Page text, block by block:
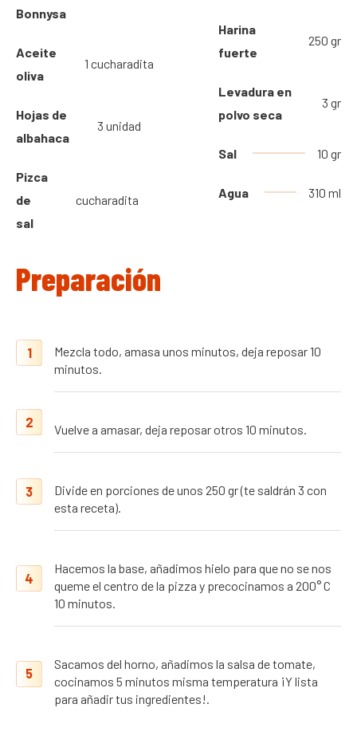
Bonnysa
Aceite
oliva
1 cucharadita
Hojas de
albahaca
3 unidad
Pizca
de
sal
cucharadita
Harina
fuerte
250 gr
Levadura en
polvo seca
3 gr
Sal 10 gr
Agua 310 ml
Preparación
1
Mezcla todo, amasa unos minutos, deja reposar 10
minutos.
2 Vuelve a amasar, deja reposar otros 10 minutos.
3
Divide en porciones de unos 250 gr (te saldrán 3 con
esta receta).
4
Hacemos la base, añadimos hielo para que no se nos
queme el centro de la pizza y precocinamos a 200° C
10 minutos.
5
Sacamos del horno, añadimos la salsa de tomate,
cocinamos 5 minutos misma temperatura ¡Y lista
para añadir tus ingredientes!.